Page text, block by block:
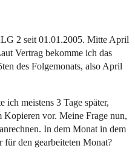
2 seit 01.01.2005. Mitte April
Vertrag bekomme ich das
des Folgemonats, also April
ich meistens 3 Tage später,
Kopieren vor. Meine Frage nun,
In dem Monat in dem
für den gearbeiteten Monat?